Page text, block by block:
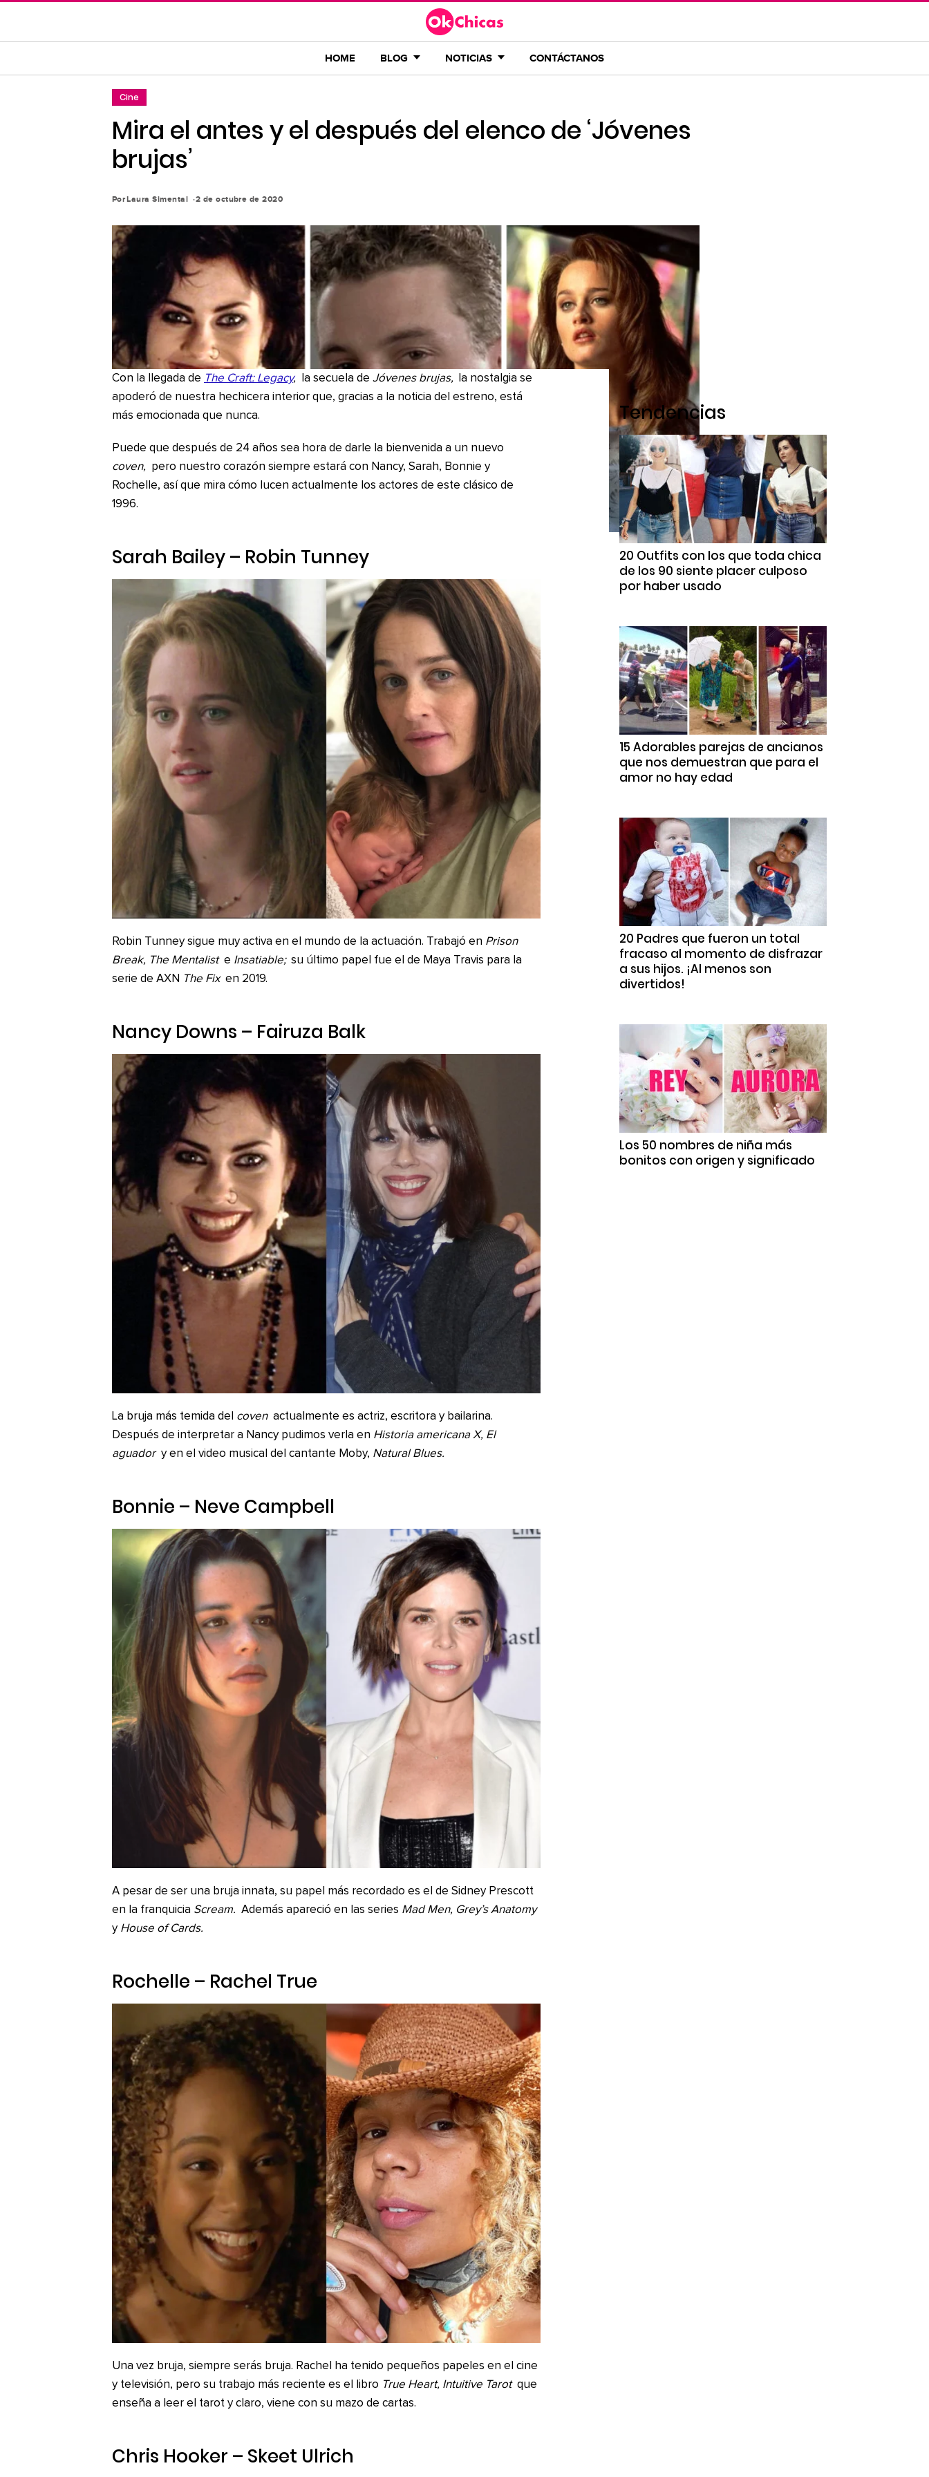
contenido
HOME BLOG NOTICIAS CONTÁCTANOS
Cine
Mira el antes y el después del elenco de ‘Jóvenes
brujas’
PorLaura Simental 2 de octubre de 2020
Con la llegada de The Craft: Legacy, la secuela de Jóvenes brujas,
la nostalgia se
apoderó de nuestra hechicera interior que, gracias a la noticia del estreno, está
más emocionada que nunca.
Puede que después de 24 años sea hora de darle la bienvenida a un nuevo
coven, pero nuestro corazón siempre estará con Nancy, Sarah, Bonnie y
Rochelle, así que mira cómo lucen actualmente los actores de este clásico de
1996.
Sarah Bailey – Robin Tunney
Robin Tunney sigue muy activa en el mundo de la actuación. Trabajó en Prison
Break, The Mentalist e Insatiable; su último papel fue el de Maya Travis para la
serie de AXN The Fix en 2019.
Nancy Downs – Fairuza Balk
La bruja más temida del coven actualmente es actriz, escritora y bailarina.
Después de interpretar a Nancy pudimos verla en Historia americana X, El
aguador y en el video musical del cantante Moby, Natural Blues.
Bonnie – Neve Campbell
A pesar de ser una bruja innata, su papel más recordado es el de Sidney Prescott
en la franquicia Scream. Además apareció en las series Mad Men, Grey’s Anatomy
yHouse of Cards.
Rochelle – Rachel True
Una vez bruja, siempre serás bruja. Rachel ha tenido pequeños papeles en el cine
y televisión, pero su trabajo más reciente es el libro True Heart, Intuitive Tarot que
enseña a leer el tarot y claro, viene con su mazo de cartas.
Chris Hooker – Skeet Ulrich
Tendencias
20 Outfits con los que toda chica
de los 90 siente placer culposo
por haber usado
15 Adorables parejas de ancianos
que nos demuestran que para el
amor no hay edad
20 Padres que fueron un total
fracaso al momento de disfrazar
a sus hijos. ¡Al menos son
divertidos!
Los 50 nombres de niña más
bonitos con origen y significado